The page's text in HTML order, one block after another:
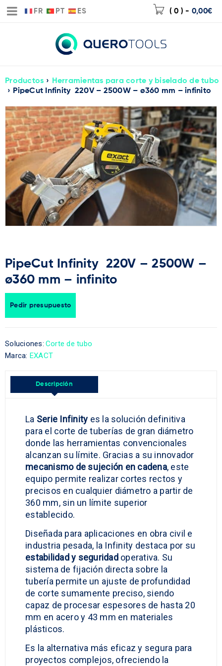
FR PT ES ( 0 ) - 0,00€
Productos ›
Herramientas para corte y biselado de tubo
› PipeCut Infinity 220V – 2500W – ø360 mm – infinito
PipeCut Infinity 220V – 2500W –
ø360 mm – infinito
Pedir presupuesto
Soluciones: Corte de tubo
Marca: EXACT
Descripción
La Serie Infinity es la solución definitiva
para el corte de tuberías de gran diámetro
donde las herramientas convencionales
alcanzan su límite. Gracias a su innovador
mecanismo de sujeción en cadena, este
equipo permite realizar cortes rectos y
precisos en cualquier diámetro a partir de
360 mm, sin un límite superior
establecido.
Diseñada para aplicaciones en obra civil e
industria pesada, la Infinity destaca por su
estabilidad y seguridadoperativa. Su
sistema de fijación directa sobre la
tubería permite un ajuste de profundidad
de corte sumamente preciso, siendo
capaz de procesar espesores de hasta 20
mm en acero y 43 mm en materiales
plásticos.
Es la alternativa más eficaz y segura para
proyectos complejos, ofreciendo la